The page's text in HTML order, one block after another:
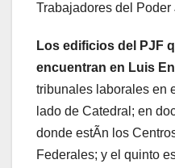
Trabajadores del
Los edificios del PJF
encuentran en Luis
tribunales laborales en
lado de Catedral; en
donde estÃn los
Federales; y el quinto